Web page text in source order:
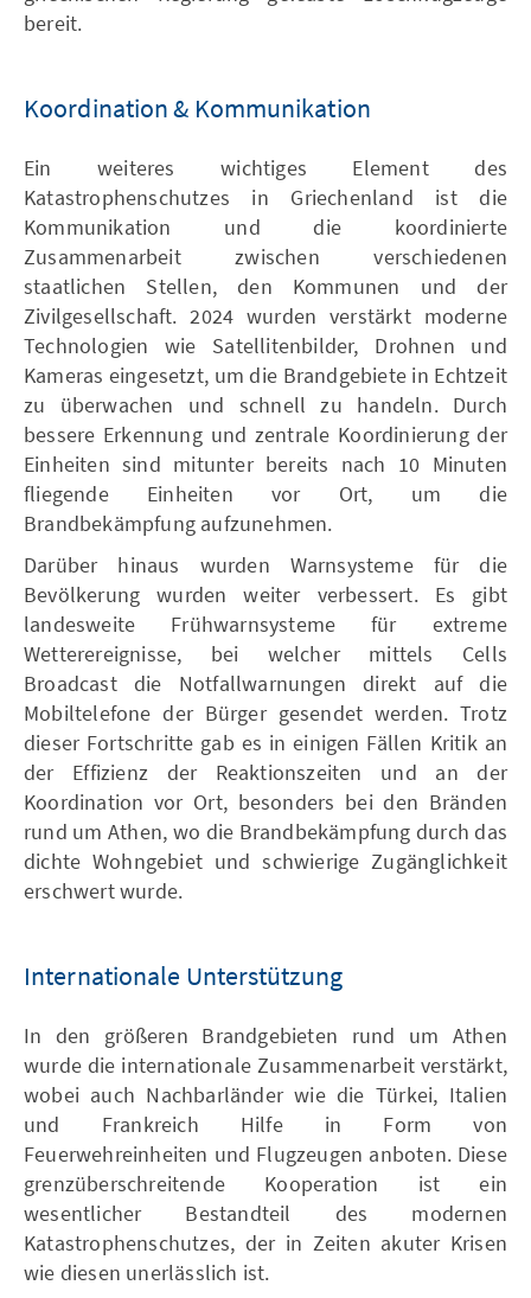
bereit.
Koordination & Kommunikation
Ein weiteres wichtiges Element des
Katastrophenschutzes in Griechenland ist die
Kommunikation und die koordinierte
Zusammenarbeit zwischen verschiedenen
staatlichen Stellen, den Kommunen und der
Zivilgesellschaft. 2024 wurden verstärkt moderne
Technologien wie Satellitenbilder, Drohnen und
Kameras eingesetzt, um die Brandgebiete in Echtzeit
zu überwachen und schnell zu handeln. Durch
bessere Erkennung und zentrale Koordinierung der
Einheiten sind mitunter bereits nach 10 Minuten
fliegende Einheiten vor Ort, um die
Brandbekämpfung aufzunehmen.
Darüber hinaus wurden Warnsysteme für die
Bevölkerung wurden weiter verbessert. Es gibt
landesweite Frühwarnsysteme für extreme
Wetterereignisse, bei welcher mittels Cells
Broadcast die Notfallwarnungen direkt auf die
Mobiltelefone der Bürger gesendet werden. Trotz
dieser Fortschritte gab es in einigen Fällen Kritik an
der Effizienz der Reaktionszeiten und an der
Koordination vor Ort, besonders bei den Bränden
rund um Athen, wo die Brandbekämpfung durch das
dichte Wohngebiet und schwierige Zugänglichkeit
erschwert wurde.
Internationale Unterstützung
In den größeren Brandgebieten rund um Athen
wurde die internationale Zusammenarbeit verstärkt,
wobei auch Nachbarländer wie die Türkei, Italien
und Frankreich Hilfe in Form von
Feuerwehreinheiten und Flugzeugen anboten. Diese
grenzüberschreitende Kooperation ist ein
wesentlicher Bestandteil des modernen
Katastrophenschutzes, der in Zeiten akuter Krisen
wie diesen unerlässlich ist.